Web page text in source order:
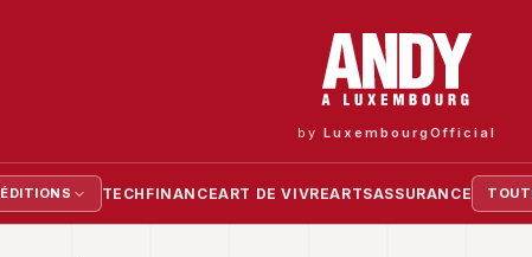
byLuxembourgOfficial
ÉDITIONS TECH FINANCEART DE VIVREARTSASSURANCE